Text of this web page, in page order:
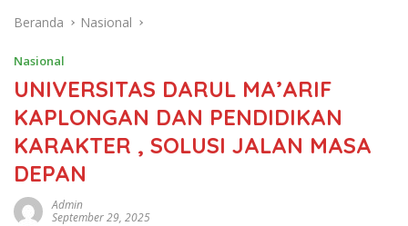
Beranda Nasional
Nasional
UNIVERSITAS DARUL MA’ARIF
KAPLONGAN DAN PENDIDIKAN
KARAKTER , SOLUSI JALAN MASA
DEPAN
Admin
September 29, 2025